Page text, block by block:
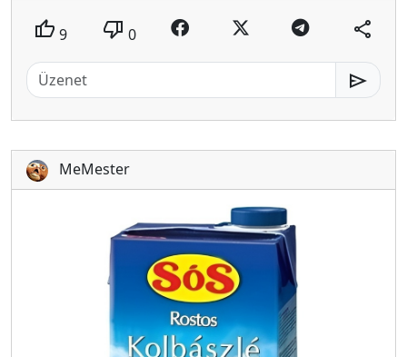
thumb_up 9 thumb_down 0 share
send
MeMester